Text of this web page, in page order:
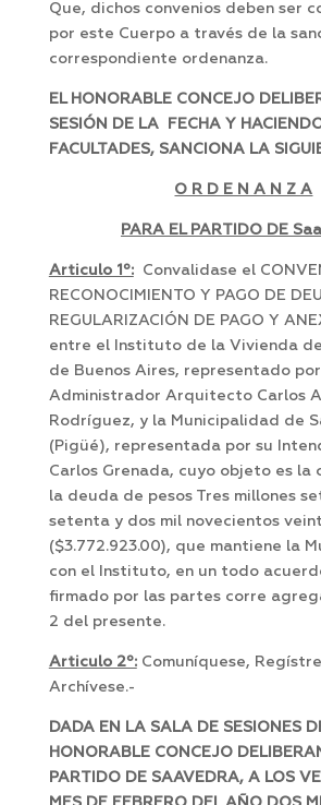
Que, dichos convenios deben ser
por este Cuerpo a través de la
correspondiente ordenanza.
EL HONORABLE CONCEJO
SESIÓN DE LA FECHA Y
FACULTADES, SANCIONA LA
O R D E N A N Z A
PARA EL PARTIDO DE
Articulo 1º:Convalidase el
RECONOCIMIENTO Y PAGO DE
REGULARIZACIÓN DE PAGO Y
entre el Instituto de la Vivienda
de Buenos Aires, representado
Administrador Arquitecto Carlos
Rodríguez, y la Municipalidad de
(Pigüé), representada por su
Carlos Grenada, cuyo objeto es la
la deuda de pesos Tres millones
setenta y dos mil novecientos
($3.772.923.00), que mantiene la
con el Instituto, en un todo
firmado por las partes corre
2 del presente.
Articulo 2º:Comuníquese,
Archívese.-
DADA EN LA SALA DE SESIONES
HONORABLE CONCEJO
PARTIDO DE SAAVEDRA, A LOS